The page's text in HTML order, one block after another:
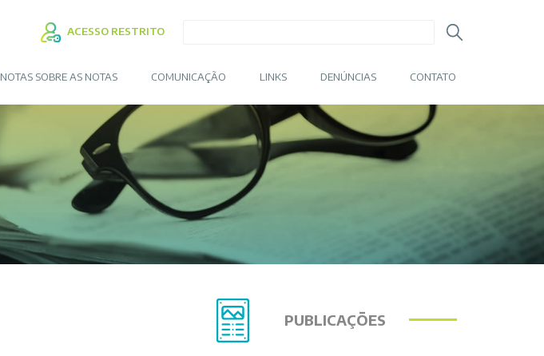
ACESSO RESTRITO
NOTAS SOBRE AS NOTAS COMUNICAÇÃO LINKS DENÚNCIAS CONTATO
PUBLICAÇÕES